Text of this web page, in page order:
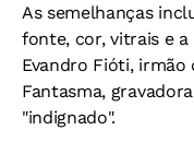
As semelhanças
fonte, cor, vitrais e
Evandro Fióti, irmão
Fantasma,
"indignado".